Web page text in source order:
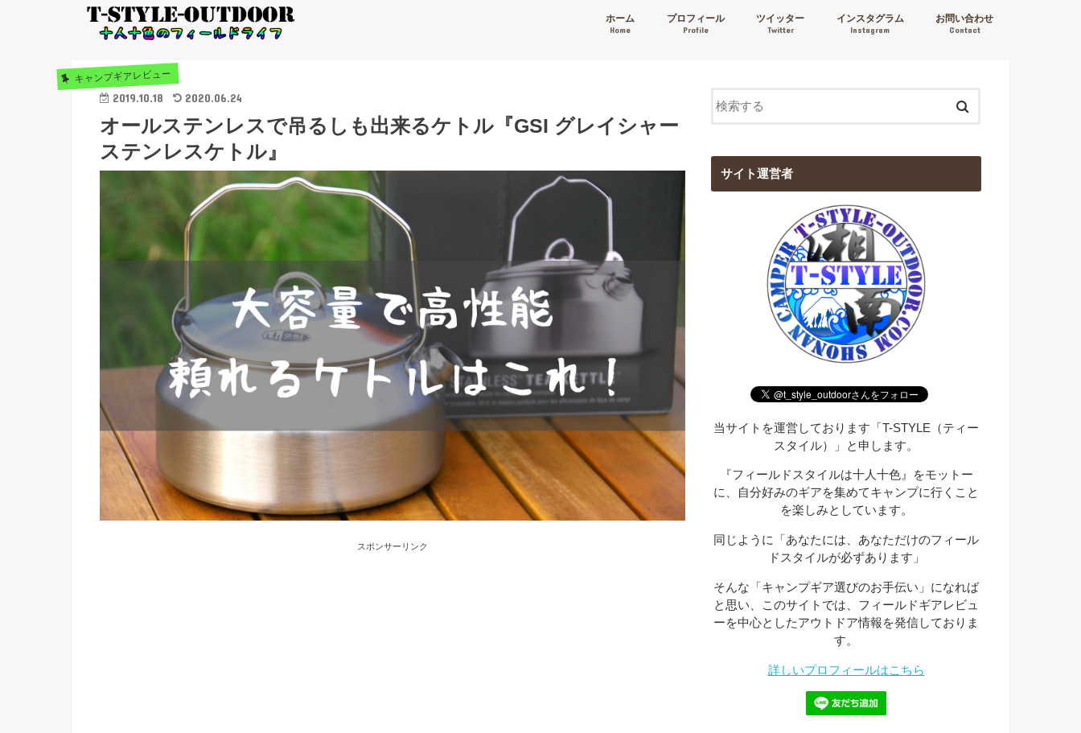
ホーム
Home
プロフィール
Profile
ツイッター
Twitter
インスタグラム
Instagram
お問い合わせ
Contact
キャンプギアレビュー
2019.10.18 2020.06.24
オールステンレスで吊るしも出来るケトル『GSI グレイシャー
ステンレスケトル』
スポンサーリンク
サイト運営者
当サイトを運営しております「T-STYLE（ティー
スタイル）」と申します。
『フィールドスタイルは十人十色』をモットー
に、自分好みのギアを集めてキャンプに行くこと
を楽しみとしています。
同じように「あなたには、あなただけのフィール
ドスタイルが必ずあります」
そんな「キャンプギア選びのお手伝い」になれば
と思い、このサイトでは、フィールドギアレビュ
ーを中心としたアウトドア情報を発信しておりま
す。
詳しいプロフィールはこちら